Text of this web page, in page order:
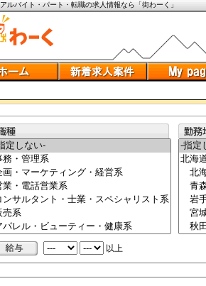
アルバイト・パート・転職の求人情報なら「街わーく」
以上